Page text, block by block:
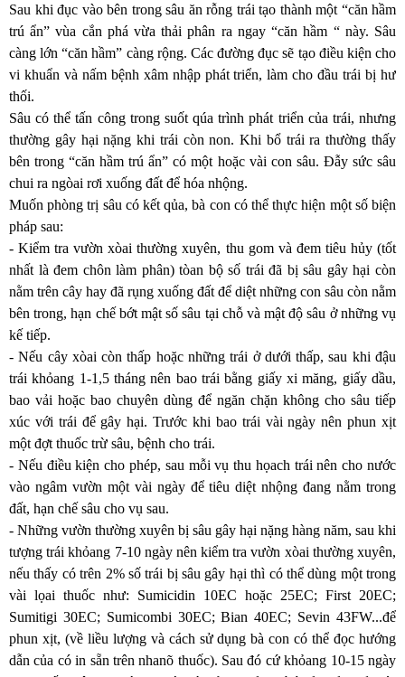
Sau khi đục vào bên trong sâu ăn rỗng trái tạo thành một “căn hầm
trú ẩn” vùa cắn phá vừa thải phân ra ngay “căn hầm “ này. Sâu
càng lớn “căn hầm” càng rộng. Các đường đục sẽ tạo điều kiện cho
vi khuẩn và nấm bệnh xâm nhập phát triển, làm cho đầu trái bị hư
thối.
Sâu có thể tấn công trong suốt qúa trình phát triển của trái, nhưng
thường gây hại nặng khi trái còn non. Khi bổ trái ra thường thấy
bên trong “căn hầm trú ẩn” có một hoặc vài con sâu. Đẫy sức sâu
chui ra ngòai rơi xuống đất để hóa nhộng.
Muốn phòng trị sâu có kết qủa, bà con có thể thực hiện một số biện
pháp sau:
- Kiểm tra vườn xòai thường xuyên, thu gom và đem tiêu hủy (tốt
nhất là đem chôn làm phân) tòan bộ số trái đã bị sâu gây hại còn
nằm trên cây hay đã rụng xuống đất để diệt những con sâu còn nằm
bên trong, hạn chế bớt mật số sâu tại chỗ và mật độ sâu ở những vụ
kế tiếp.
- Nếu cây xòai còn thấp hoặc những trái ở dưới thấp, sau khi đậu
trái khỏang 1-1,5 tháng nên bao trái bằng giấy xi măng, giấy dầu,
bao vải hoặc bao chuyên dùng để ngăn chặn không cho sâu tiếp
xúc với trái để gây hại. Trước khi bao trái vài ngày nên phun xịt
một đợt thuốc trừ sâu, bệnh cho trái.
- Nếu điều kiện cho phép, sau mỗi vụ thu họach trái nên cho nước
vào ngâm vườn một vài ngày để tiêu diệt nhộng đang nằm trong
đất, hạn chế sâu cho vụ sau.
- Những vườn thường xuyên bị sâu gây hại nặng hàng năm, sau khi
tượng trái khỏang 7-10 ngày nên kiểm tra vườn xòai thường xuyên,
nếu thấy có trên 2% số trái bị sâu gây hại thì có thể dùng một trong
vài lọai thuốc như: Sumicidin 10EC hoặc 25EC; First 20EC;
Sumitigi 30EC; Sumicombi 30EC; Bian 40EC; Sevin 43FW...để
phun xịt, (về liều lượng và cách sử dụng bà con có thể đọc hướng
dẫn của có in sẵn trên nhanõ thuốc). Sau đó cứ khỏang 10-15 ngày